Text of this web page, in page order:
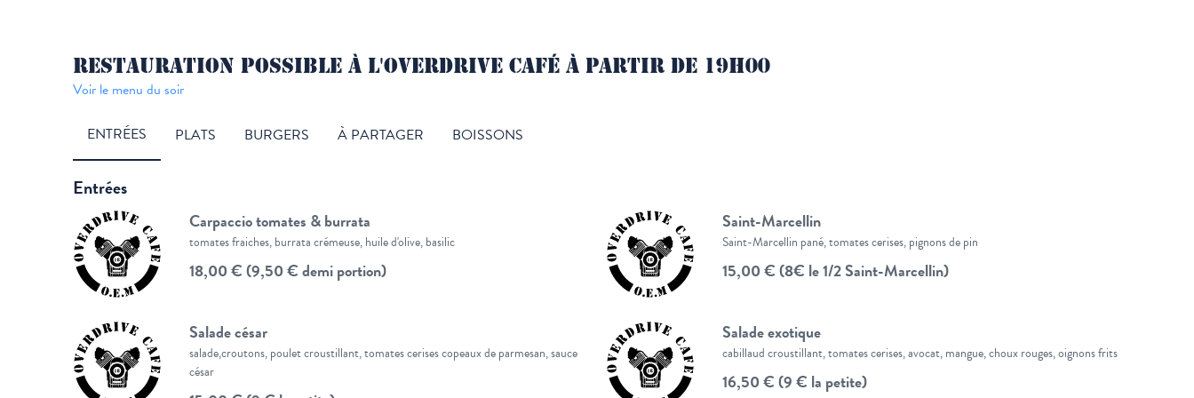
RESTAURATION POSSIBLE À L'OVERDRIVE CAFÉ À PARTIR DE 19H00
Voir le menu du soir
ENTRÉES PLATS BURGERS À PARTAGER BOISSONS
Entrées
Carpaccio tomates & burrata
tomates fraiches, burrata crémeuse, huile d'olive, basilic
18,00 € (9,50 € demi portion)
Saint-Marcellin
Saint-Marcellin pané, tomates cerises, pignons de pin
15,00 € (8€ le 1/2 Saint-Marcellin)
Salade césar
salade,croutons, poulet croustillant, tomates cerises copeaux de parmesan, sauce
césar
Salade exotique
cabillaud croustillant, tomates cerises, avocat, mangue, choux rouges, oignons frits
16,50 € (9 € la petite)